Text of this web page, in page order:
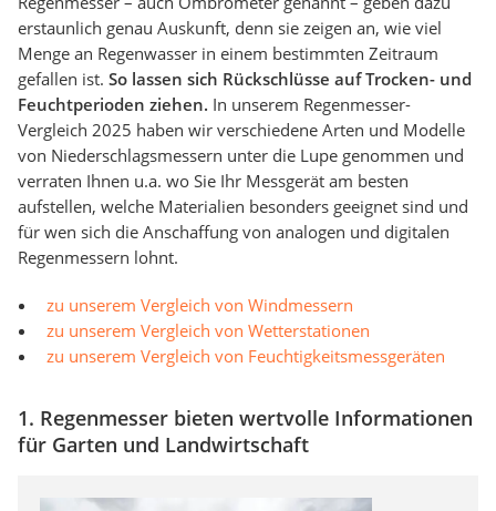
erstaunlich genau Auskunft, denn sie zeigen an, wie viel
Menge an Regenwasser in einem bestimmten Zeitraum
gefallen ist. So lassen sich Rückschlüsse auf Trocken- und
Feuchtperioden ziehen. In unserem Regenmesser-
Vergleich 2025 haben wir verschiedene Arten und Modelle
von Niederschlagsmessern unter die Lupe genommen und
verraten Ihnen u.a. wo Sie Ihr Messgerät am besten
aufstellen, welche Materialien besonders geeignet sind und
für wen sich die Anschaffung von analogen und digitalen
Regenmessern lohnt.
zu unserem Vergleich von Windmessern
zu unserem Vergleich von Wetterstationen
zu unserem Vergleich von Feuchtigkeitsmessgeräten
1. Regenmesser bieten wertvolle Informationen
für Garten und Landwirtschaft